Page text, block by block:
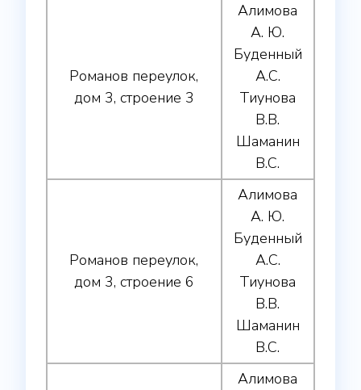
Романов переулок,
дом 3, строение 3
Алимова
А. Ю.
Буденный
А.С.
Тиунова
В.В.
Шаманин
В.С.
Романов переулок,
дом 3, строение 6
Алимова
А. Ю.
Буденный
А.С.
Тиунова
В.В.
Шаманин
В.С.
Алимова